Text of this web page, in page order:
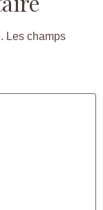
Les champs